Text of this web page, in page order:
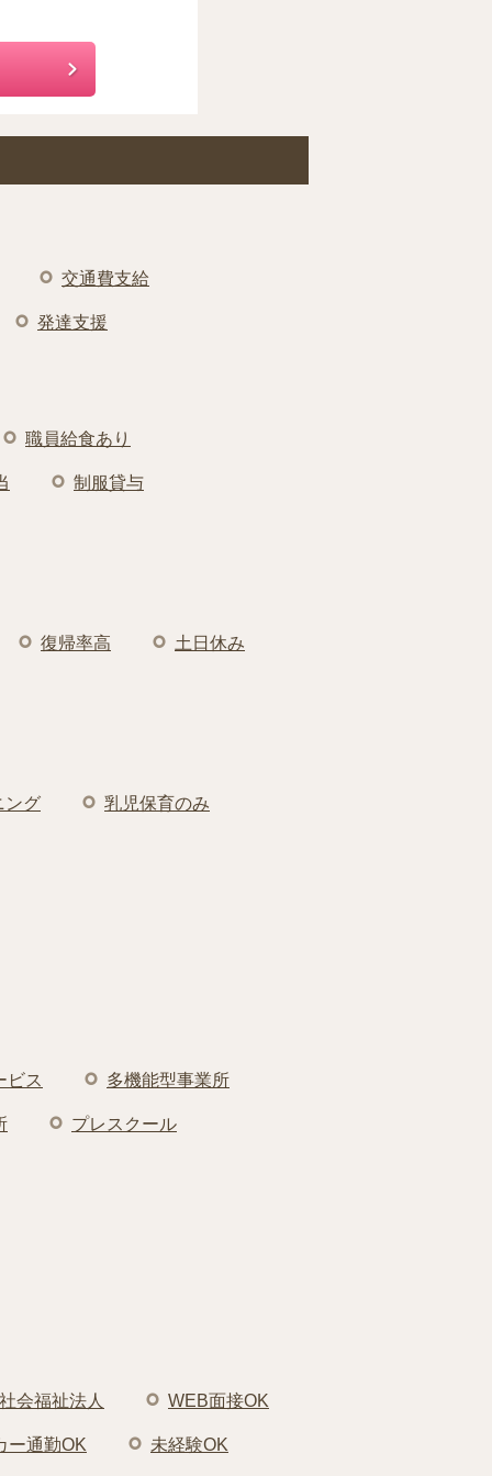
交通費支給
発達支援
職員給食あり
制服貸与
復帰率高 土日休み
ング 乳児保育のみ
ビス 多機能型事業所
プレスクール
社会福祉法人 WEB面接OK
ー通勤OK 未経験OK